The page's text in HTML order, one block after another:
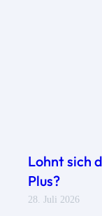
Lohnt sich
Plus?
28. Juli 2026